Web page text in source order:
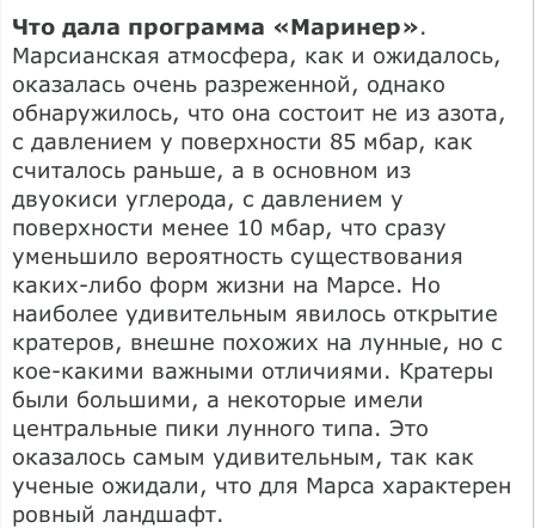
Что дала программа «Маринер».
Марсианская атмосфера, как и ожидалось,
оказалась очень разреженной, однако
обнаружилось, что она состоит не из азота,
с давлением у поверхности 85 мбар, как
считалось раньше, а в основном из
двуокиси углерода, с давлением у
поверхности менее 10 мбар, что сразу
уменьшило вероятность существования
каких-либо форм жизни на Марсе. Но
наиболее удивительным явилось открытие
кратеров, внешне похожих на лунные, но с
кое-какими важными отличиями. Кратеры
были большими, а некоторые имели
центральные пики лунного типа. Это
оказалось самым удивительным, так как
ученые ожидали, что для Марса характерен
ровный ландшафт.